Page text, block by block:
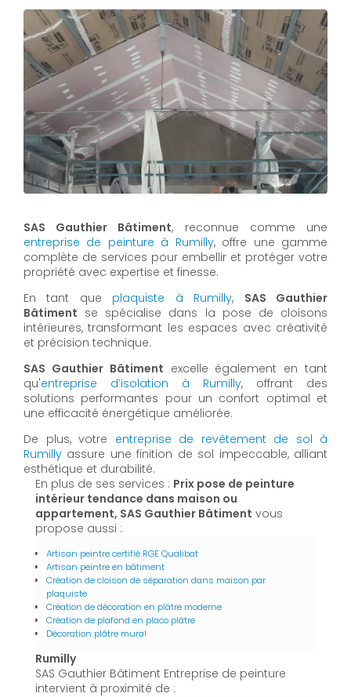
SAS Gauthier Bâtiment, reconnue comme une
entreprise de peinture à Rumilly, offre une gamme
complète de services pour embellir et protéger votre
propriété avec expertise et finesse.
En tant que plaquiste à Rumilly, SAS Gauthier
Bâtiment se spécialise dans la pose de cloisons
intérieures, transformant les espaces avec créativité
et précision technique.
SAS Gauthier Bâtiment excelle également en tant
qu'entreprise d’isolation à Rumilly, offrant des
solutions performantes pour un confort optimal et
une efficacité énergétique améliorée.
De plus, votre entreprise de revêtement de sol à
Rumilly assure une finition de sol impeccable, alliant
esthétique et durabilité.
En plus de ses services : Prix pose de peinture
intérieur tendance dans maison ou
appartement, SAS Gauthier Bâtiment vous
propose aussi :
Artisan peintre certifié RGE Qualibat
Artisan peintre en bâtiment
Création de cloison de séparation dans maison par
plaquiste
Création de décoration en plâtre moderne
Création de plafond en placo plâtre
Décoration plâtre mural
Rumilly
SAS Gauthier Bâtiment Entreprise de peinture
intervient à proximité de :